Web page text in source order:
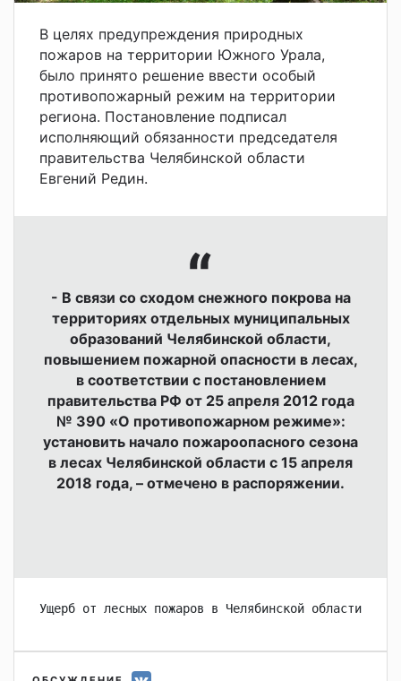
В целях предупреждения природных
пожаров на территории Южного Урала,
было принято решение ввести особый
противопожарный режим на территории
региона. Постановление подписал
исполняющий обязанности председателя
правительства Челябинской области
Евгений Редин.
- В связи со сходом снежного покрова на
территориях отдельных муниципальных
образований Челябинской области,
повышением пожарной опасности в лесах,
в соответствии с постановлением
правительства РФ от 25 апреля 2012 года
№ 390 «О противопожарном режиме»:
установить начало пожароопасного сезона
в лесах Челябинской области с 15 апреля
2018 года, – отмечено в распоряжении.
Ущерб от лесных пожаров в Челябинской области в